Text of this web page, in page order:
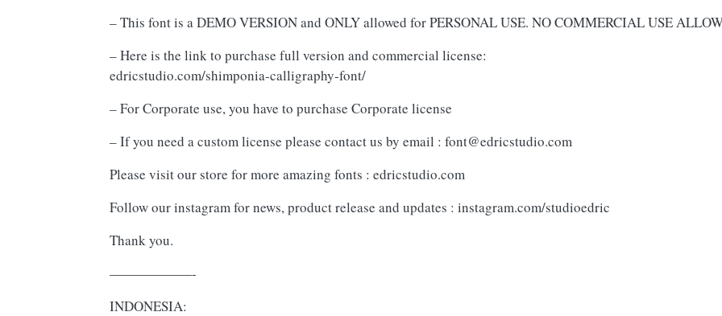
– This font is a DEMO VERSION and ONLY allowed for PERSONAL USE. NO COMMERCIAL USE
– Here is the link to purchase full version and commercial license:
edricstudio.com/shimponia-calligraphy-font/
– For Corporate use, you have to purchase Corporate license
– If you need a custom license please contact us by email : font@edricstudio.com
Please visit our store for more amazing fonts : edricstudio.com
Follow our instagram for news, product release and updates : instagram.com/studioedric
Thank you.
——————-
INDONESIA: